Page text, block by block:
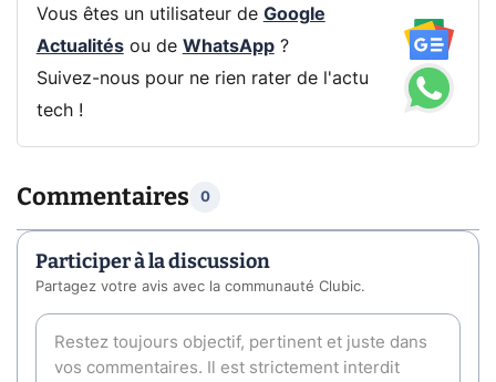
Vous êtes un utilisateur de Google
Actualitésou de WhatsApp?
Suivez-nous pour ne rien rater de l'actu
tech !
Commentaires 0
Participer à la discussion
Partagez votre avis avec la communauté Clubic.